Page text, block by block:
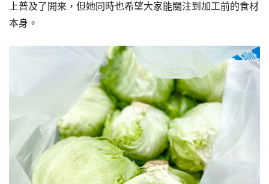
上普及了開來，但她同時也希望大家能關注到加工前的食材
本身。